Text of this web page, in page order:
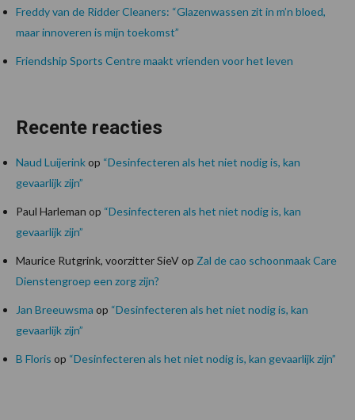
Freddy van de Ridder Cleaners: “Glazenwassen zit in m’n bloed,
maar innoveren is mijn toekomst”
Friendship Sports Centre maakt vrienden voor het leven
Recente reacties
Naud Luijerinkop “Desinfecteren als het niet nodig is, kan
gevaarlijk zijn”
Paul Harleman op “Desinfecteren als het niet nodig is, kan
gevaarlijk zijn”
Maurice Rutgrink, voorzitter SieVop Zal de cao schoonmaak Care
Dienstengroep een zorg zijn?
Jan Breeuwsma op “Desinfecteren als het niet nodig is, kan
gevaarlijk zijn”
B Floris op “Desinfecteren als het niet nodig is, kan gevaarlijk zijn”